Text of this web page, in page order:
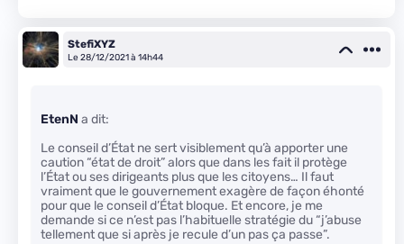
StefiXYZ
Le 28/12/2021 à 14h44
EtenN a dit:
Le conseil d’État ne sert visiblement qu’à apporter une
caution “état de droit” alors que dans les fait il protège
l’État ou ses dirigeants plus que les citoyens… Il faut
vraiment que le gouvernement exagère de façon éhonté
pour que le conseil d’État bloque. Et encore, je me
demande si ce n’est pas l’habituelle stratégie du “j’abuse
tellement que si après je recule d’un pas ça passe”.